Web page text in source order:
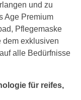
und zu
Age Premium
Pflegemaske
dem exklusiven
alle Bedürfnisse
für reifes,